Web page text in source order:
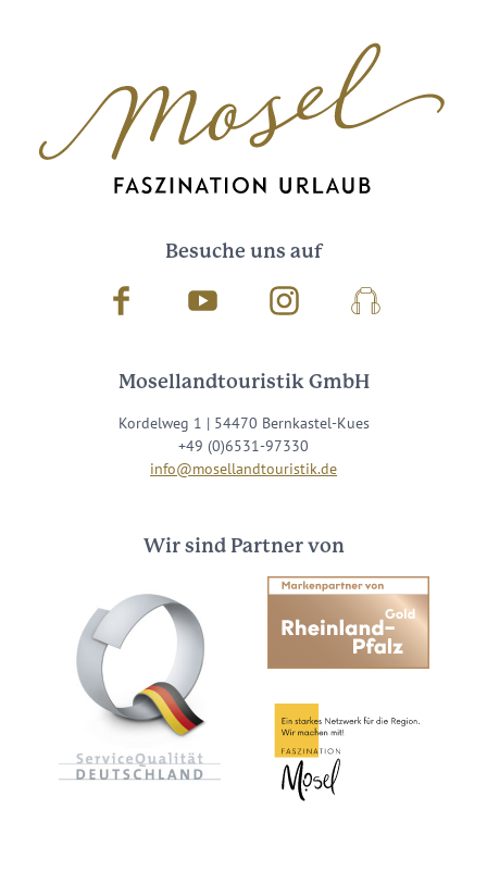
Besuche uns auf
Facebook Youtube InstagramPodcast
Mosellandtouristik GmbH
Kordelweg 1 | 54470 Bernkastel-Kues
+49 (0)6531-97330
info@mosellandtouristik.de
Wir sind Partner von